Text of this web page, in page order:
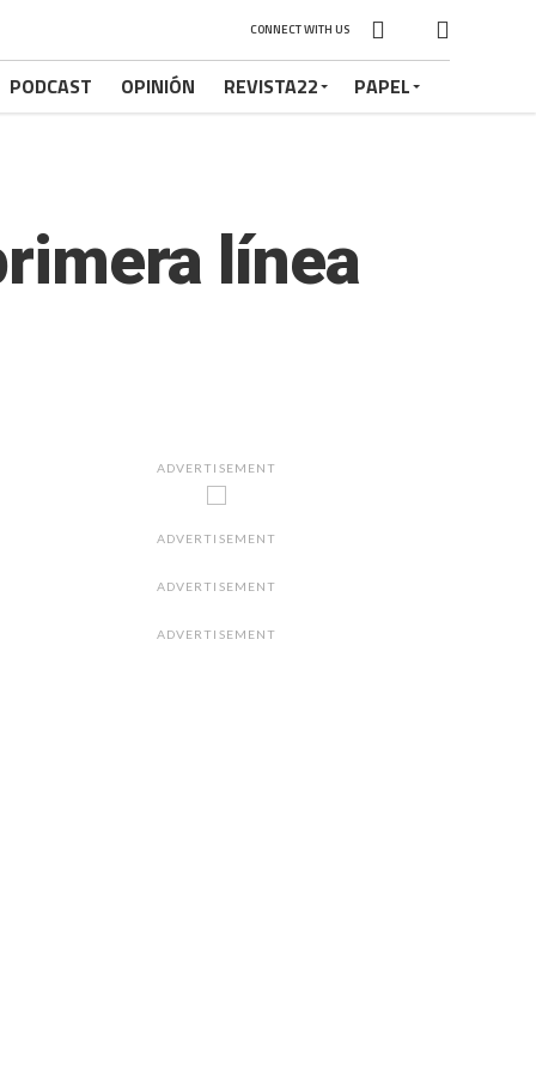
CONNECT WITH US
PODCAST OPINIÓN REVISTA22 PAPEL
línea
ADVERTISEMENT
ADVERTISEMENT
ADVERTISEMENT
ADVERTISEMENT